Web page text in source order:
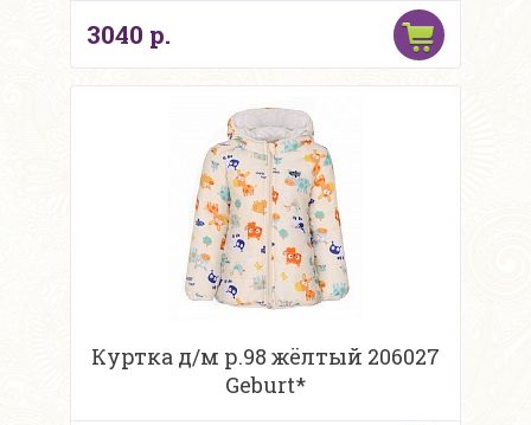
3040 р.
Куртка д/м р.98 жёлтый 206027
Geburt*